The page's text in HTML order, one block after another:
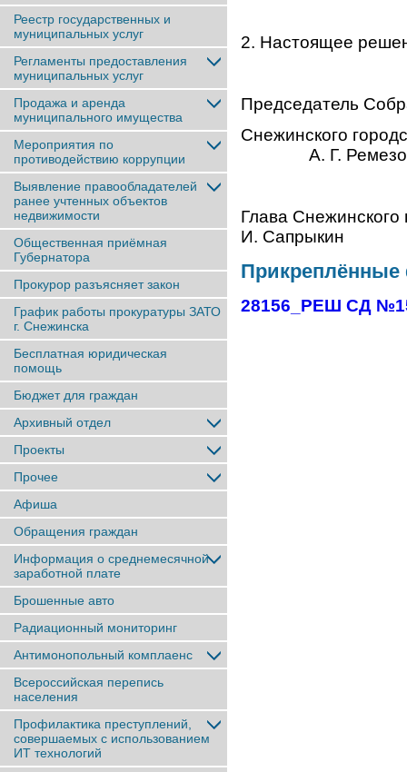
Реестр государственных и
муниципальных услуг
Регламенты предоставления
муниципальных услуг
Продажа и аренда
муниципального имущества
Мероприятия по
противодействию коррупции
Выявление правообладателей
ранее учтенныx объектов
недвижимости
Общественная приёмная
Губернатора
Прокурор разъясняет закон
График работы прокуратуры ЗАТО
г. Снежинска
Бесплатная юридическая
помощь
Бюджет для граждан
Архивный отдел
Проекты
Прочее
Афиша
Обращения граждан
Информация о среднемесячной
заработной плате
Брошенные авто
Радиационный мониторинг
Антимонопольный комплаенс
Всероссийская перепись
населения
Профилактика преступлений,
совершаемых с использованием
ИТ технологий
2. Настоящее
Председатель
А. Г.
Глава
И. Сапрыкин
28156_РЕШ СД